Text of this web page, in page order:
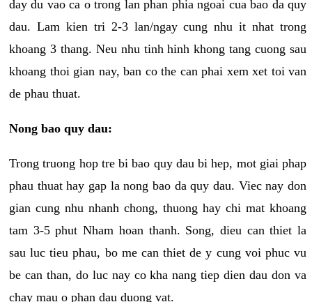
day du vao ca o trong lan phan phia ngoai cua bao da quy
dau. Lam kien tri 2-3 lan/ngay cung nhu it nhat trong
khoang 3 thang. Neu nhu tinh hinh khong tang cuong sau
khoang thoi gian nay, ban co the can phai xem xet toi van
de phau thuat.
Nong bao quy dau:
Trong truong hop tre bi bao quy dau bi hep, mot giai phap
phau thuat hay gap la nong bao da quy dau. Viec nay don
gian cung nhu nhanh chong, thuong hay chi mat khoang
tam 3-5 phut Nham hoan thanh. Song, dieu can thiet la
sau luc tieu phau, bo me can thiet de y cung voi phuc vu
be can than, do luc nay co kha nang tiep dien dau don va
chay mau o phan dau duong vat.